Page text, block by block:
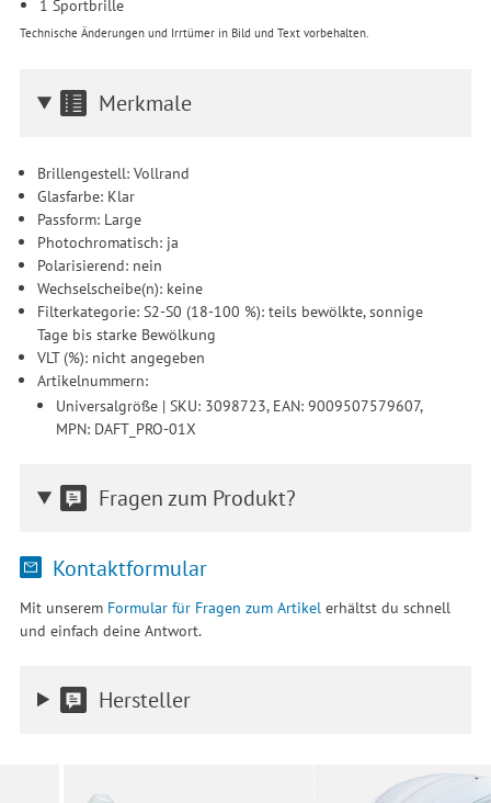
1 Sportbrille
Technische Änderungen und Irrtümer in Bild und Text vorbehalten.
Merkmale
Brillengestell: Vollrand
Glasfarbe: Klar
Passform: Large
Photochromatisch: ja
Polarisierend: nein
Wechselscheibe(n): keine
Filterkategorie: S2-S0 (18-100 %): teils bewölkte, sonnige
Tage bis starke Bewölkung
VLT (%): nicht angegeben
Artikelnummern:
Universalgröße | SKU: 3098723, EAN: 9009507579607,
MPN: DAFT_PRO-01X
Fragen zum Produkt?
Kontaktformular
Mit unserem Formular für Fragen zum Artikelerhältst du schnell
und einfach deine Antwort.
Hersteller